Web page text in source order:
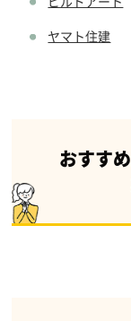
ヤマト住建
おすす